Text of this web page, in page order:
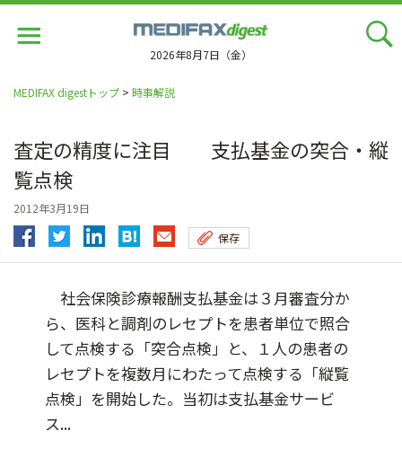
2026年8月7日（金）
MEDIFAX digestトップ > 時事解説
査定の精度に注目 支払基金の突合・縦
覧点検
2012年3月19日
保存
社会保険診療報酬支払基金は３月審査分か
ら、医科と調剤のレセプトを患者単位で照合
して点検する「突合点検」と、１人の患者の
レセプトを複数月にわたって点検する「縦覧
点検」を開始した。当初は支払基金サービ
ス...